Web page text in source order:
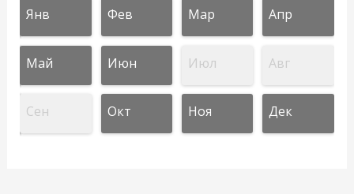
Янв Фев Мар Апр
Май Июн Июл Авг
Сен Окт Ноя Дек